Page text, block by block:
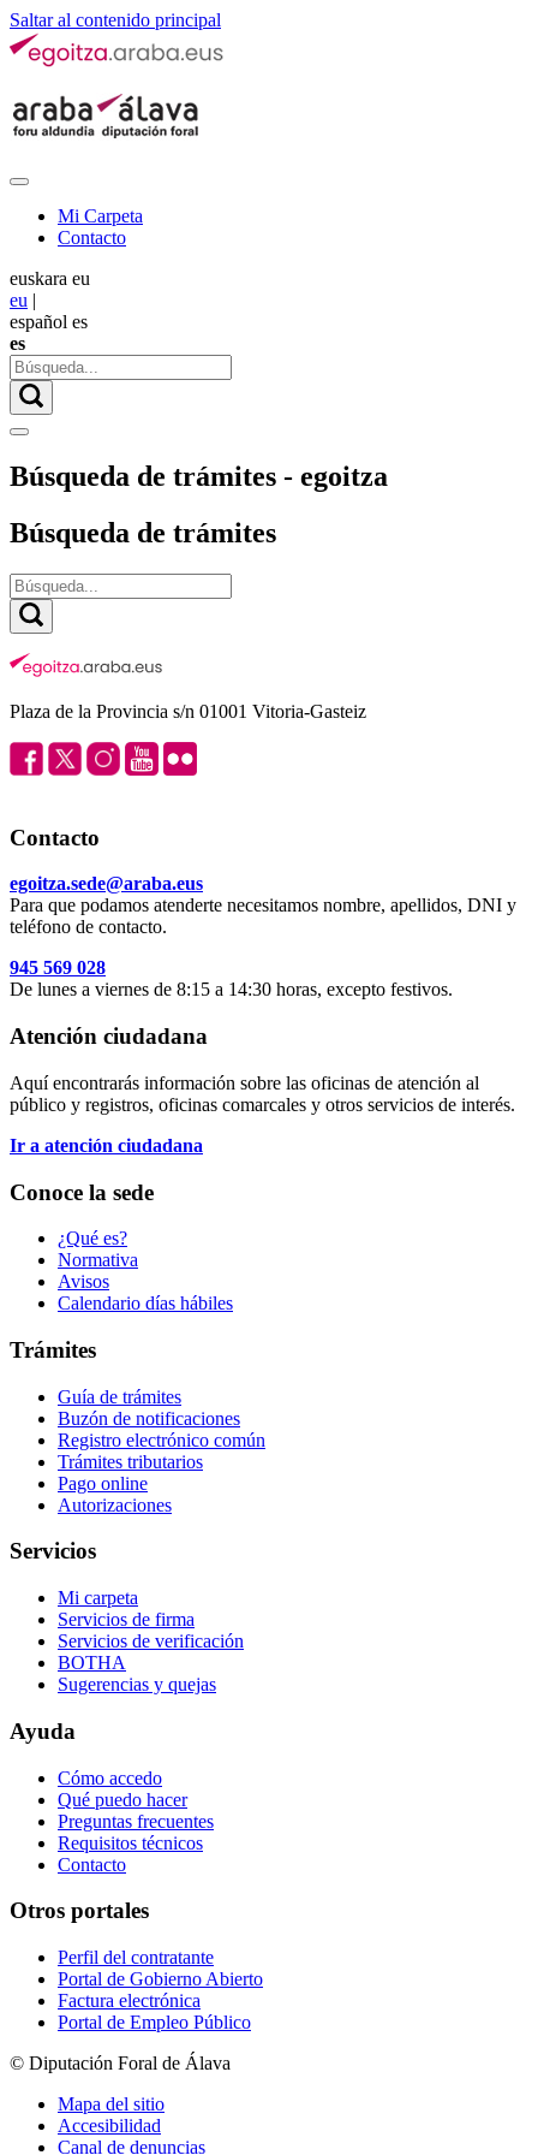
Saltar al contenido principal
Mi Carpeta
Contacto
euskara eu
eu |
español es
es
Búsqueda de trámites - egoitza
Búsqueda de trámites
Plaza de la Provincia s/n 01001 Vitoria-Gasteiz
Contacto
egoitza.sede@araba.eus
Para que podamos atenderte necesitamos nombre, apellidos, DNI y
teléfono de contacto.
945 569 028
De lunes a viernes de 8:15 a 14:30 horas, excepto festivos.
Atención ciudadana
Aquí encontrarás información sobre las oficinas de atención al
público y registros, oficinas comarcales y otros servicios de interés.
Ir a atención ciudadana
Conoce la sede
¿Qué es?
Normativa
Avisos
Calendario días hábiles
Trámites
Guía de trámites
Buzón de notificaciones
Registro electrónico común
Trámites tributarios
Pago online
Autorizaciones
Servicios
Mi carpeta
Servicios de firma
Servicios de verificación
BOTHA
Sugerencias y quejas
Ayuda
Cómo accedo
Qué puedo hacer
Preguntas frecuentes
Requisitos técnicos
Contacto
Otros portales
Perfil del contratante
Portal de Gobierno Abierto
Factura electrónica
Portal de Empleo Público
© Diputación Foral de Álava
Mapa del sitio
Accesibilidad
Canal de denuncias